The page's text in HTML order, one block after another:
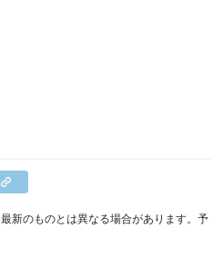
新のものとは異なる場合があります。予